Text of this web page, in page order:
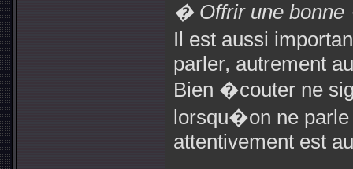
� Offrir une
Il est aussi
parler, autrement
Bien �couter ne
lorsqu�on ne
attentivement est